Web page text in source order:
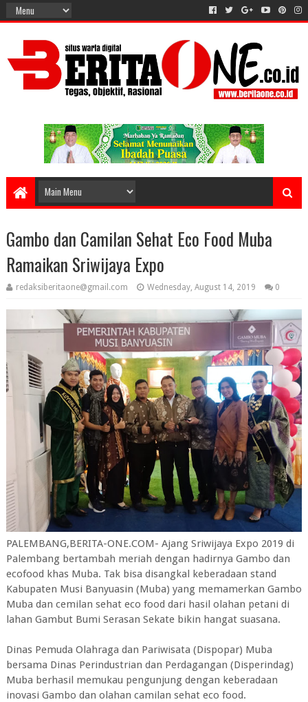
Gambo dan Camilan Sehat Eco Food Muba
Ramaikan Sriwijaya Expo
redaksiberitaone@gmail.com Wednesday, August 14, 2019 0
PALEMBANG,BERITA-ONE.COM- Ajang Sriwijaya Expo 2019 di
Palembang bertambah meriah dengan hadirnya Gambo dan
ecofood khas Muba. Tak bisa disangkal keberadaan stand
Kabupaten Musi Banyuasin (Muba) yang memamerkan Gambo
Muba dan cemilan sehat eco food dari hasil olahan petani di
lahan Gambut Bumi Serasan Sekate bikin hangat suasana.
Dinas Pemuda Olahraga dan Pariwisata (Dispopar) Muba
bersama Dinas Perindustrian dan Perdagangan (Disperindag)
Muba berhasil memukau pengunjung dengan keberadaan
inovasi Gambo dan olahan camilan sehat eco food.